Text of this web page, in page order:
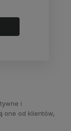
i
one od klientów,